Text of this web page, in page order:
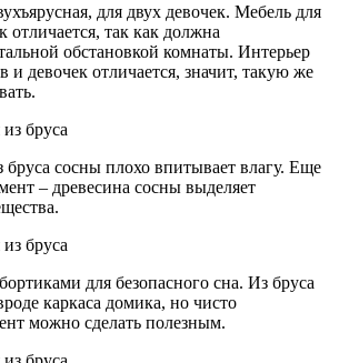
для двух девочек. Мебель для
отличается, так как должна
обстановкой комнаты. Интерьер
и девочек отличается, значит, такую же
бруса сосны плохо впитывает влагу. Еще
– древесина сосны выделяет
для безопасного сна. Из бруса
каркаса домика, но чисто
можно сделать полезным.